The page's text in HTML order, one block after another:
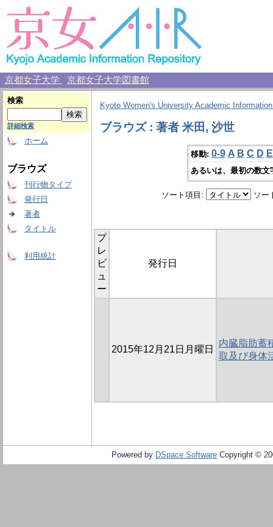
京都女子大学 京都女子大学図書館
検索
詳細検索
ホーム
ブラウズ
刊行物タイプ
発行日
著者
タイトル
利用統計
Kyoto Women's University Academic
ブラウズ : 著者 米田, 沙世
移動: 0-9 A B C D E
あるいは、最初の数
ソート項目: ソー
プ
レ
ビ
ュ
ー
発行日
2015年12月21日月曜日
内臓脂肪蓄
取及び身体
Powered by DSpace Software Copyright ©